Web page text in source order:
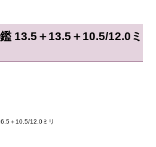
13.5＋13.5＋10.5/12.0ミ
＋10.5/12.0ミリ